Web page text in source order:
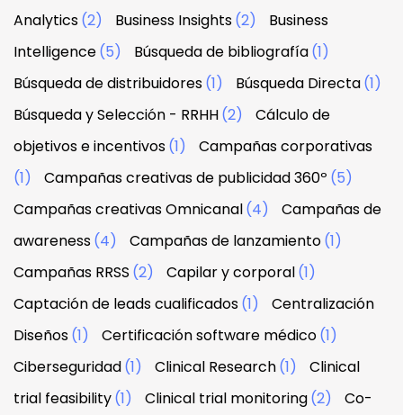
Analytics(2) Business Insights(2)
Business
Intelligence(5) Búsqueda de bibliografía(1)
Búsqueda de distribuidores(1) Búsqueda Directa(1)
Búsqueda y Selección - RRHH(2)
Cálculo de
objetivos e incentivos(1)
Campañas corporativas
(1)
Campañas creativas de publicidad 360º (5)
Campañas creativas Omnicanal(4)
Campañas de
awareness(4) Campañas de lanzamiento(1)
Campañas RRSS (2) Capilar y corporal(1)
Captación de leads cualificados(1)
Centralización
Diseños(1) Certificación software médico(1)
Ciberseguridad(1) Clinical Research(1)
Clinical
trial feasibility(1) Clinical trial monitoring(2)
Co-